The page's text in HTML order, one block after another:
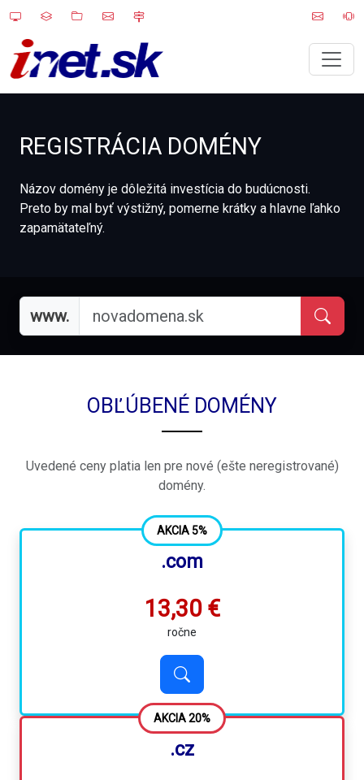
REGISTRÁCIA DOMÉNY
Názov domény je dôležitá investícia do budúcnosti.
Preto by mal byť výstižný, pomerne krátky a hlavne ľahko
zapamätateľný.
www.
OBĽÚBENÉ DOMÉNY
Uvedené ceny platia len pre nové (ešte neregistrované)
domény.
AKCIA 5%
.com
13,30 €
ročne
AKCIA 20%
.cz